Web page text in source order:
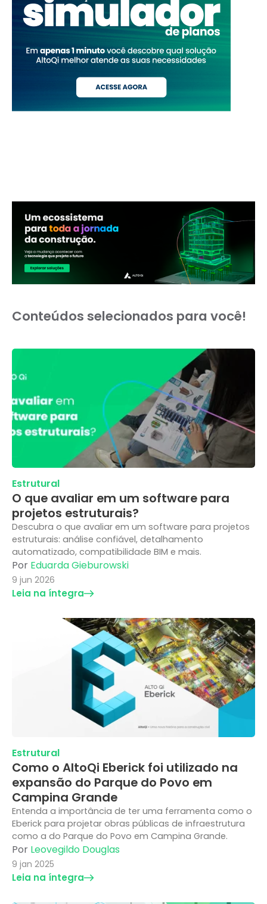
Conteúdos selecionados para você!
Estrutural
O que avaliar em um software para
projetos estruturais?
Descubra o que avaliar em um software para projetos
estruturais: análise confiável, detalhamento
automatizado, compatibilidade BIM e mais.
Por Eduarda Gieburowski
9 jun 2026
Leia na íntegra
Estrutural
Como o AltoQi Eberick foi utilizado na
expansão do Parque do Povo em
Campina Grande
Entenda a importância de ter uma ferramenta como o
Eberick para projetar obras públicas de infraestrutura
como a do Parque do Povo em Campina Grande.
Por Leovegildo Douglas
9 jan 2025
Leia na íntegra